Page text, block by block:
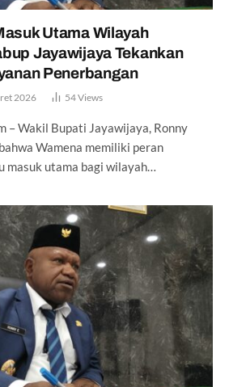
Utama Wilayah
Jayawijaya Tekankan
Penerbangan
2026 54Views
– Wakil Bupati Jayawijaya, Ronny
Wamena memiliki peran
utama bagi wilayah…